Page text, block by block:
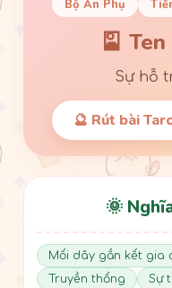
Bộ Ẩn Phụ
🎴
Sự hỗ
🔮 Rút bài
🌞
Mối dây gắn kết gia
Truyền thống
Sự